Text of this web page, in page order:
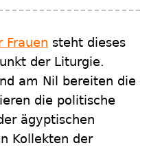
Frauen steht dieses
der Liturgie.
am Nil bereiten die
die politische
ägyptischen
Kollekten der